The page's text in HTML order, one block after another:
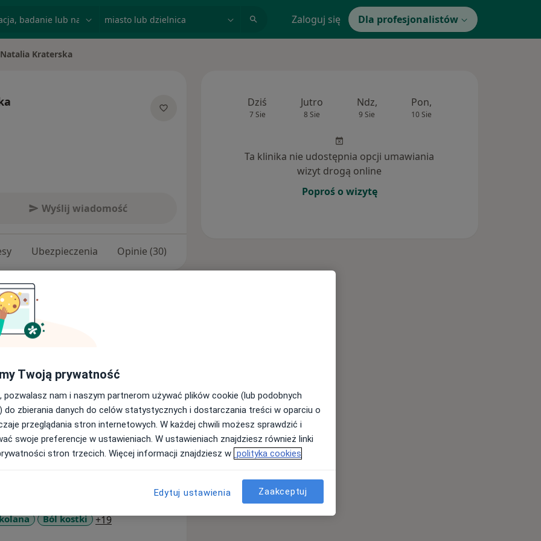
Zaloguj się Dla profesjonalistów
miasto
Natalia Kraterska
Wyślij wiadomość
Ubezpieczenia Opinie (30)
Od początku studiów pracowałam jako
prestiżowych placówkach
Centrum Zdrowia Dziecka,
Otwocku. Jestem uczestnikiem
przedstawiałam wyniki
swojej pracy skupiam się na
swojego ciała, pozbyć się
sposób zmienić swój styl życia,
z pacjentami po różnego rodzaju
Oprócz tego przyjmuję
bólowymi układu mięśniowo-
się z bolesnymi
mi spojrzeć na pacjenta w bardziej
się tylko na objawach moich
przyczynie dolegliwości.
Ból kostki +19a11y_sr_more_diseases
Dziś
7 Sie
Jutro
8 Sie
Ndz,
9 Sie
Pon,
10 Sie
Ta klinika nie udostępnia opcji umawiania
wizyt drogą online
Poproś o wizytę
Twoją prywatność
pozwalasz nam i naszym partnerom używać plików cookie (lub podobnych
do zbierania danych do celów statystycznych i dostarczania treści w oparciu o
przeglądania stron internetowych. W każdej chwili możesz sprawdzić i
swoje preferencje w ustawieniach. W ustawieniach znajdziesz również linki
stron trzecich. Więcej informacji znajdziesz w polityka cookies
Edytuj ustawienia Zaakceptuj